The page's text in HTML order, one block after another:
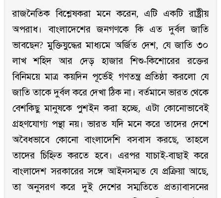
রাজনৈতিক বিশ্লেষকরা মনে করেন, এটি একটি রাষ্ট্রীয়
অপরাধ। বাংলাদেশের জনগণকে কি এত দুর্বল জাতি
ভাবছেন? মুক্তিযুদ্ধের মাধ্যমে অর্জিত দেশ, যে জাতি ৩০
লাখ শহিদ আর দেড় হাজার শিশু-কিশোরের রক্তের
বিনিময়ে মাত্র কয়দিন পূর্ভেই গণতন্ত্র প্রতিষ্ঠা করলো যে
জাতি তাকে দুর্বল করে দেখা ঠিক না। বর্তমানে ভারত থেকে
বেশকিছু মানুষকে পুশইন করা হচ্ছে, এটা কোনোভাবেই
গ্রহণযোগ্য পন্থা নয়। ভারত যদি মনে করে তাদের দেশে
অবৈধভাবে কোনো বাংলাদেশি বসবাস করছে, তাহলে
তাদের চিহ্নিত করতে হবে। এরপর যাচাই-বাছাই করে
বাংলাদেশ সরকারের সঙ্গে আইনসম্মত যে প্রক্রিয়া আছে,
তা অনুসরণ করে দুই দেশের সম্মতিতে প্রত্যাবাসনের